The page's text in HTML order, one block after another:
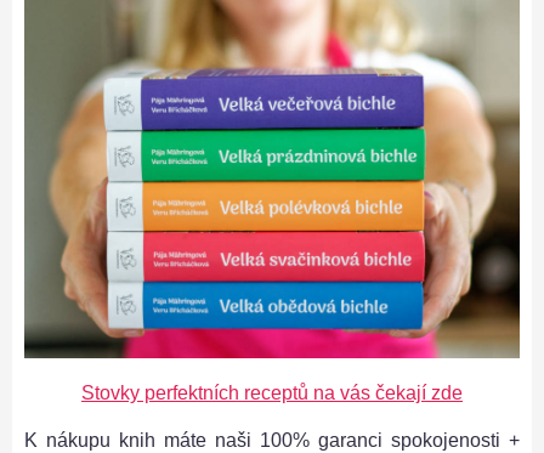
Stovky perfektních receptů na vás čekají zde
K nákupu knih máte naši 100% garanci spokojenosti +